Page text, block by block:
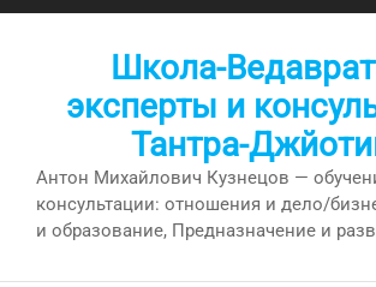
Перейти
Школа-
эксперты и
Тантра-
Антон Михайлович Кузнецов —
консультации: отношения и дело/
и образование, Предназначение и